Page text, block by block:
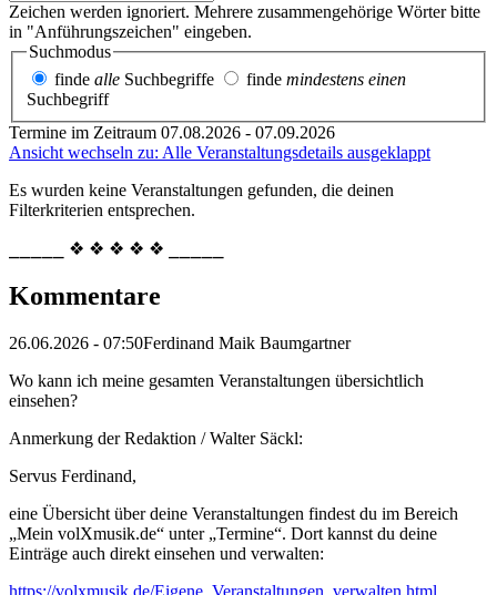
Zeichen werden ignoriert. Mehrere zusammengehörige Wörter bitte
in "Anführungszeichen" eingeben.
Suchmodus
finde alle Suchbegriffe finde mindestens einen
Suchbegriff
Termine im Zeitraum 07.08.2026 - 07.09.2026
Ansicht wechseln zu: Alle Veranstaltungsdetails ausgeklappt
Es wurden keine Veranstaltungen gefunden, die deinen
Filterkriterien entsprechen.
⎯⎯⎯⎯⎯ ❖ ❖ ❖ ❖ ❖ ⎯⎯⎯⎯⎯
Kommentare
26.06.2026 - 07:50Ferdinand Maik Baumgartner
Wo kann ich meine gesamten Veranstaltungen übersichtlich
einsehen?
Anmerkung der Redaktion /Walter Säckl:
Servus Ferdinand,
eine Übersicht über deine Veranstaltungen findest du im Bereich
„Mein volXmusik.de“ unter „Termine“. Dort kannst du deine
Einträge auch direkt einsehen und verwalten:
https://volxmusik.de/Eigene_Veranstaltungen_verwalten.html